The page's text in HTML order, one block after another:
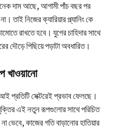
দাম আছে, আগামী পাঁচ বছর পর
নিজের ক্যারিয়ার প্ল্যানিং কে
রাখতে হবে। যুগের চাহিদার সাথে
দৌড়ে পিছিয়ে পড়াটা অবধারিত।
খাওয়ানো
প্রতিটি সেক্টরেই প্রভাব ফেলছে।
এই নতুন রূপগুলোর সাথে পরিচিত
কাজের গতি বাড়ানোর হাতিয়ার